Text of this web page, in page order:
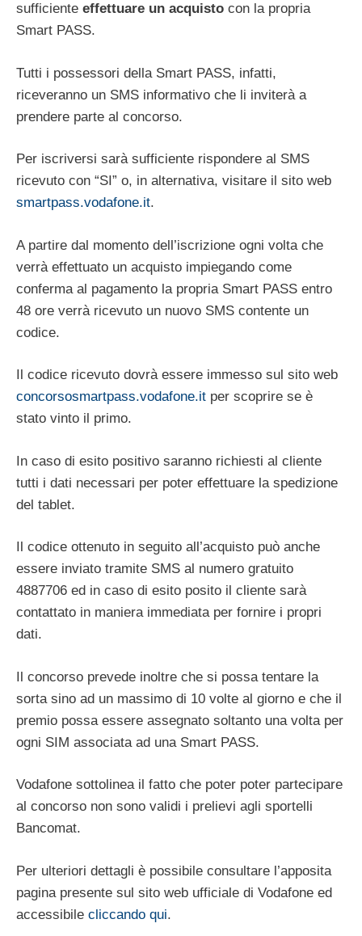
sufficiente effettuare un acquisto con la propria
Smart PASS.
Tutti i possessori della Smart PASS, infatti,
riceveranno un SMS informativo che li inviterà a
prendere parte al concorso.
Per iscriversi sarà sufficiente rispondere al SMS
ricevuto con “SI” o, in alternativa, visitare il sito web
smartpass.vodafone.it.
A partire dal momento dell’iscrizione ogni volta che
verrà effettuato un acquisto impiegando come
conferma al pagamento la propria Smart PASS entro
48 ore verrà ricevuto un nuovo SMS contente un
codice.
Il codice ricevuto dovrà essere immesso sul sito web
concorsosmartpass.vodafone.it per scoprire se è
stato vinto il primo.
In caso di esito positivo saranno richiesti al cliente
tutti i dati necessari per poter effettuare la spedizione
del tablet.
Il codice ottenuto in seguito all’acquisto può anche
essere inviato tramite SMS al numero gratuito
4887706 ed in caso di esito posito il cliente sarà
contattato in maniera immediata per fornire i propri
dati.
Il concorso prevede inoltre che si possa tentare la
sorta sino ad un massimo di 10 volte al giorno e che il
premio possa essere assegnato soltanto una volta per
ogni SIM associata ad una Smart PASS.
Vodafone sottolinea il fatto che poter poter partecipare
al concorso non sono validi i prelievi agli sportelli
Bancomat.
Per ulteriori dettagli è possibile consultare l’apposita
pagina presente sul sito web ufficiale di Vodafone ed
accessibile cliccando qui.